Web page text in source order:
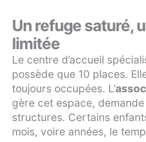
Un refuge saturé,
limitée
Le centre d’accueil
possède que 10 places.
toujours occupées. L’
gère cet espace,
structures. Certains
mois, voire années, le